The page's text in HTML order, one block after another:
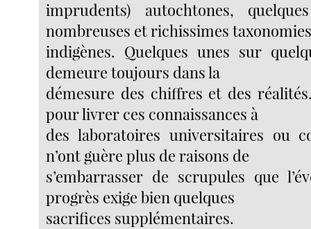
imprudents) autochtones,
nombreuses et richissimes
indigènes. Quelques unes sur
demeure toujours dans la
démesure des chiffres et des
pour livrer ces connaissances à
des laboratoires universitaires ou
n’ont guère plus de raisons de
s’embarrasser de scrupules que
progrès exige bien quelques
sacrifices supplémentaires.